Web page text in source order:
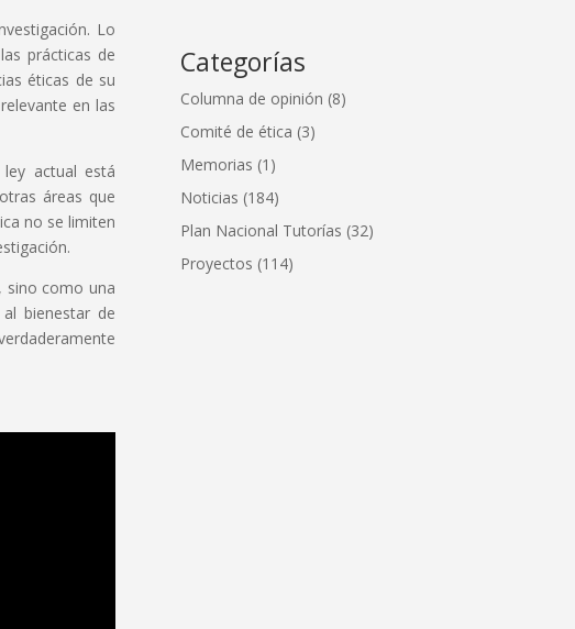
Lo
prácticas de
éticas de su
en las
actual está
áreas que
no se limiten
sino como una
bienestar de
Categorías
Columna de opinión (8)
Comité de ética (3)
Memorias (1)
Noticias (184)
Plan Nacional Tutorías (32)
Proyectos (114)